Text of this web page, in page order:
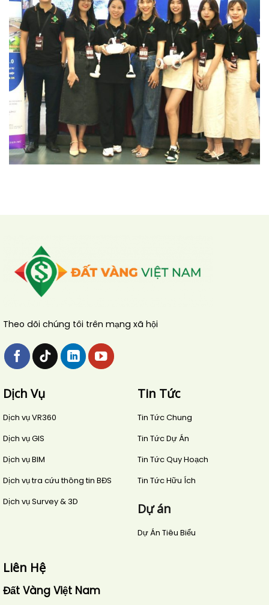
Theo dõi chúng tôi trên mạng xã hội
Dịch Vụ
Dịch vụ VR360
Dịch vụ GIS
Dịch vụ BIM
Dịch vụ tra cứu thông tin BĐS
Dịch vụ Survey & 3D
Tin Tức
Tin Tức Chung
Tin Tức Dự Án
Tin Tức Quy Hoạch
Tin Tức Hữu Ích
Dự án
Dự Án Tiêu Biểu
Liên Hệ
Đất Vàng Việt Nam